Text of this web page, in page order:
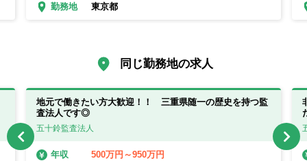
勤務地
東京都
同じ勤務地の求人
地元で働きたい方大歓迎！！ 三重県随一の歴史を持つ監
査法人です◎
五十鈴監査法人
年収
500万円～950万円